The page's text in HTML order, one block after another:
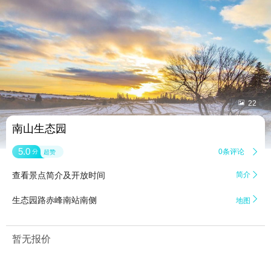
 22
南山生态园
5.0 分 超赞 0条评论 
查看景点简介及开放时间 简介 
生态园路赤峰南站南侧 地图 
暂无报价